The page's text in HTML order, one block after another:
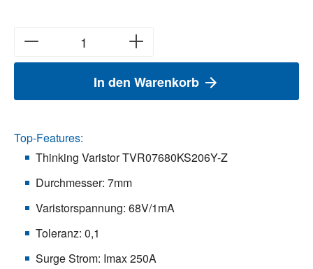
In den Warenkorb
Top-Features:
Thinking Varistor TVR07680KS206Y-Z
Durchmesser: 7mm
Varistorspannung: 68V/1mA
Toleranz: 0,1
Surge Strom: Imax 250A